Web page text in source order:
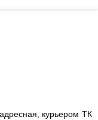
курьером ТК